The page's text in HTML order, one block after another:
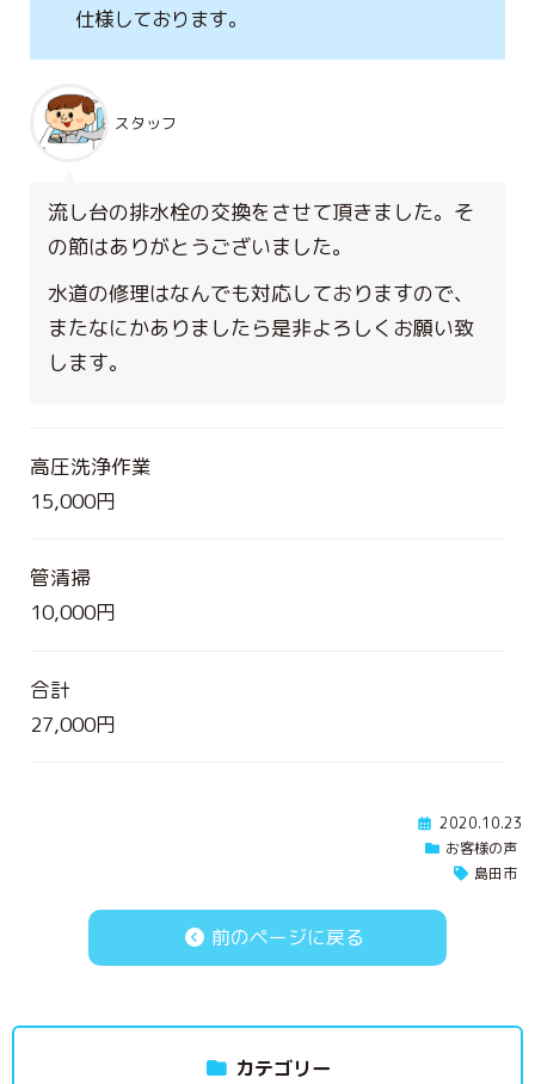
仕様しております。
スタッフ
流し台の排水栓の交換をさせて頂きました。そ
の節はありがとうございました。
水道の修理はなんでも対応しておりますので、
またなにかありましたら是非よろしくお願い致
します。
高圧洗浄作業
15,000円
管清掃
10,000円
合計
27,000円
2020.10.23
お客様の声
島田市
前のページに戻る
カテゴリー